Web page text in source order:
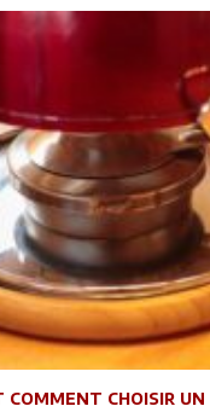
comment choisir